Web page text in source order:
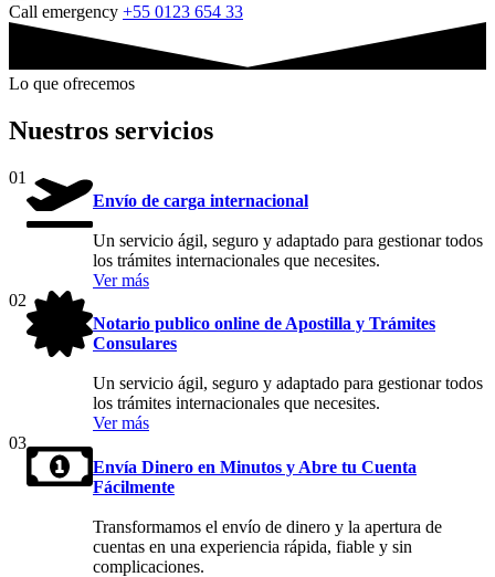
Call emergency +55 0123 654 33
Lo que ofrecemos
Nuestros servicios
01
Envío de carga internacional
Un servicio ágil, seguro y adaptado para gestionar todos
los trámites internacionales que necesites.
Ver más
02
Notario publico online de Apostilla y Trámites
Consulares
Un servicio ágil, seguro y adaptado para gestionar todos
los trámites internacionales que necesites.
Ver más
03
Envía Dinero en Minutos y Abre tu Cuenta
Fácilmente
Transformamos el envío de dinero y la apertura de
cuentas en una experiencia rápida, fiable y sin
complicaciones.